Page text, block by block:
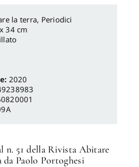
la terra, Periodici
34 cm
2020
n. 51 della Rivista Abitare
Paolo Portoghesi